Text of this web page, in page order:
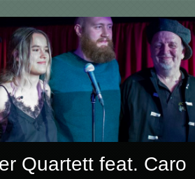
Quartett feat. Caro